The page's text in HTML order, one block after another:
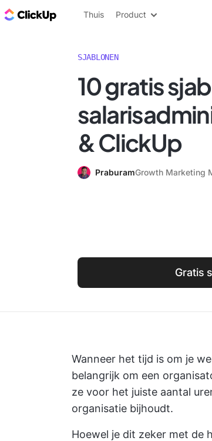
ClickUp Blog
Thuis Product
SJABLONEN
10 gratis
& ClickUp
PraburamGrowth Marketing
Gratis
Wanneer het tijd is om je
belangrijk om een
ze voor het juiste aantal
organisatie bijhoudt.
Hoewel je dit zeker met de